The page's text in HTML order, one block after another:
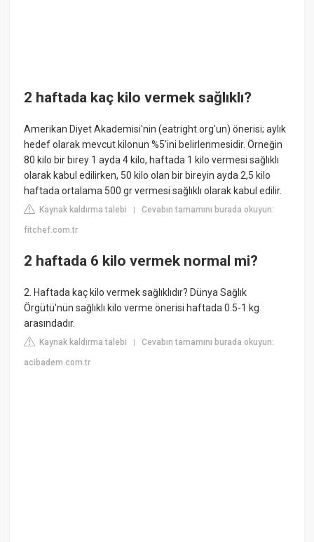
2 haftada kaç kilo vermek sağlıklı?
Amerikan Diyet Akademisi'nin (eatright.org'un) önerisi; aylık
hedef olarak mevcut kilonun %5'ini belirlenmesidir. Örneğin
80 kilo bir birey 1 ayda 4 kilo, haftada 1 kilo vermesi sağlıklı
olarak kabul edilirken, 50 kilo olan bir bireyin ayda 2,5 kilo
haftada ortalama 500 gr vermesi sağlıklı olarak kabul edilir.
Kaynak kaldırma talebi |Cevabın tamamını burada okuyun:
fitchef.com.tr
2 haftada 6 kilo vermek normal mi?
2. Haftada kaç kilo vermek sağlıklıdır? Dünya Sağlık
Örgütü'nün sağlıklı kilo verme önerisi haftada 0.5-1 kg
arasındadır.
Kaynak kaldırma talebi |Cevabın tamamını burada okuyun:
acibadem.com.tr